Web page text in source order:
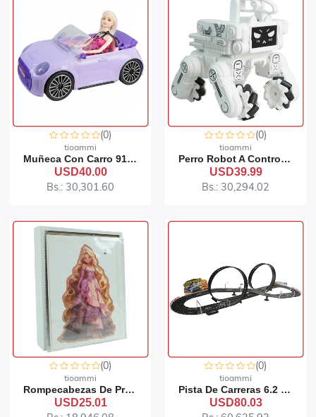
(0)
tioammi
Muñeca Con Carro 91-535
USD40.00
Bs.: 30,301.60
(0)
tioammi
Perro Robot A Control Remoto
USD39.99
Bs.: 30,294.02
(0)
tioammi
Rompecabezas De Princesa 3D 91-395
USD25.01
(0)
tioammi
Pista De Carreras 6.2 Metros 91-117
USD80.03